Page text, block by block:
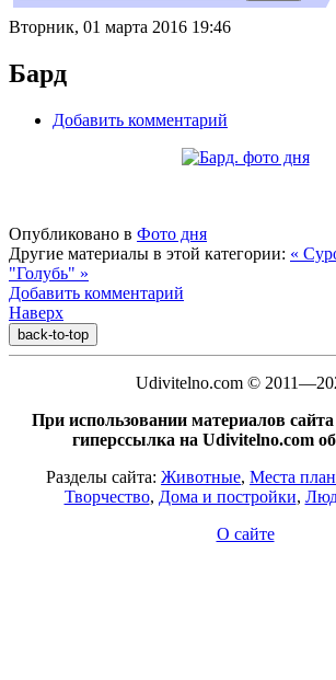
Вторник, 01 марта 2016 19:46
Бард
Добавить комментарий
Опубликовано в Фото дня
Другие материалы в этой категории: «
"Голубь" »
Добавить комментарий
Наверх
back-to-top
Udivitelno.com ©
При использовании материалов
гиперссылка на Udivitelno.com
Разделы сайта: Животные, Места
Творчество, Дома и постройки,
О сайте